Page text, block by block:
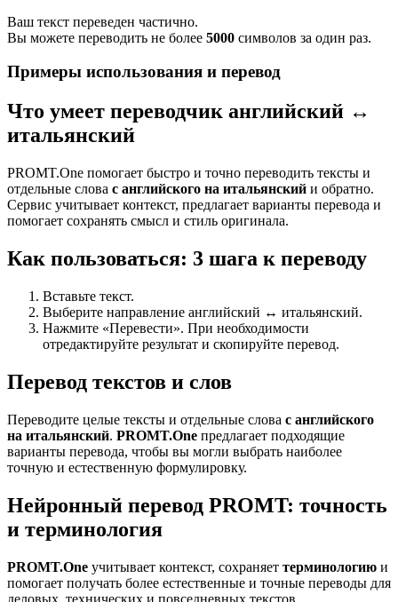
Ваш текст переведен частично.
Вы можете переводить не более 5000 символов за один раз.
Примеры использования и перевод
Что умеет переводчик английский ↔
итальянский
PROMT.One помогает быстро и точно переводить тексты и
отдельные слова с английского на итальянский и обратно.
Сервис учитывает контекст, предлагает варианты перевода и
помогает сохранять смысл и стиль оригинала.
Как пользоваться: 3 шага к переводу
Вставьте текст.
Выберите направление английский ↔ итальянский.
Нажмите «Перевести». При необходимости
отредактируйте результат и скопируйте перевод.
Перевод текстов и слов
Переводите целые тексты и отдельные слова с английского
на итальянский. PROMT.One предлагает подходящие
варианты перевода, чтобы вы могли выбрать наиболее
точную и естественную формулировку.
Нейронный перевод PROMT: точность
и терминология
PROMT.One учитывает контекст, сохраняет терминологию и
помогает получать более естественные и точные переводы для
деловых, технических и повседневных текстов..